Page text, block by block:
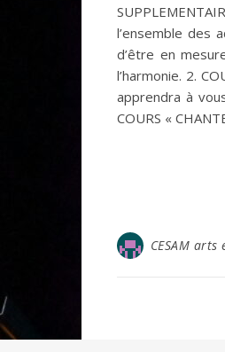
l’ensemble des
d’être en
l’harmonie. 2.
apprendra à
COURS «
CESAM